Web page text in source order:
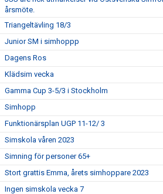
årsmöte.
Triangeltävling 18/3
Junior SM i simhoppp
Dagens Ros
Klädsim vecka
Gamma Cup 3-5/3 i Stockholm
Simhopp
Funktionärsplan UGP 11-12/ 3
Simskola våren 2023
Simning för personer 65+
Stort grattis Emma, årets simhoppare 2023
Ingen simskola vecka 7